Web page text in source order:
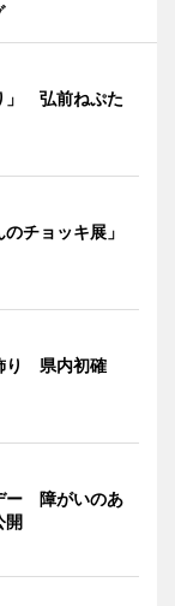
」 弘前ねぷた
チョッキ展」
り 県内初確
ー 障がいのあ
開